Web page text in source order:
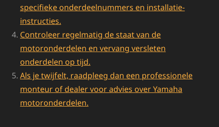
specifieke onderdeelnummers en installatie-
instructies.
Controleer regelmatig de staat van de
motoronderdelen en vervang versleten
onderdelen op tijd.
Als je twijfelt, raadpleeg dan een professionele
monteur of dealer voor advies over Yamaha
motoronderdelen.